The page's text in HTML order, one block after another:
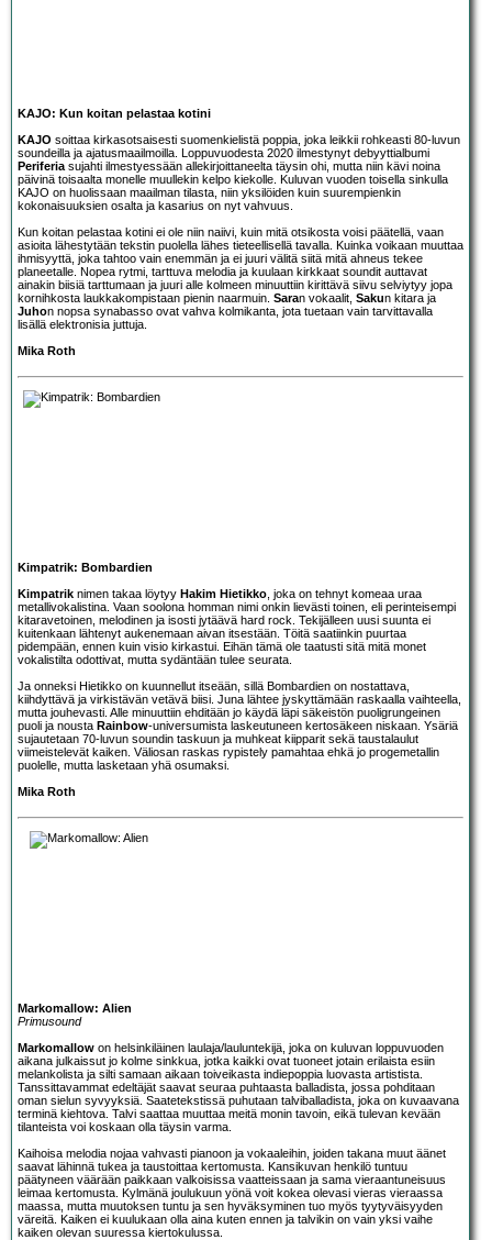
KAJO: Kun koitan pelastaa kotini
KAJO soittaa kirkasotsaisesti suomenkielistä poppia, joka leikkii rohkeasti 80-luvun
soundeilla ja ajatusmaailmoilla. Loppuvuodesta 2020 ilmestynyt debyyttialbumi
Periferia sujahti ilmestyessään allekirjoittaneelta täysin ohi, mutta niin kävi noina
päivinä toisaalta monelle muullekin kelpo kiekolle. Kuluvan vuoden toisella sinkulla
KAJO on huolissaan maailman tilasta, niin yksilöiden kuin suurempienkin
kokonaisuuksien osalta ja kasarius on nyt vahvuus.
Kun koitan pelastaa kotini ei ole niin naiivi, kuin mitä otsikosta voisi päätellä, vaan
asioita lähestytään tekstin puolella lähes tieteellisellä tavalla. Kuinka voikaan muuttaa
ihmisyyttä, joka tahtoo vain enemmän ja ei juuri välitä siitä mitä ahneus tekee
planeetalle. Nopea rytmi, tarttuva melodia ja kuulaan kirkkaat soundit auttavat
ainakin biisiä tarttumaan ja juuri alle kolmeen minuuttiin kirittävä siivu selviytyy jopa
kornihkosta laukkakompistaan pienin naarmuin. Saran vokaalit, Sakun kitara ja
Juhon nopsa synabasso ovat vahva kolmikanta, jota tuetaan vain tarvittavalla
lisällä elektronisia juttuja.
Mika Roth
Kimpatrik: Bombardien
Kimpatrik nimen takaa löytyy Hakim Hietikko , joka on tehnyt komeaa uraa
metallivokalistina. Vaan soolona homman nimi onkin lievästi toinen, eli perinteisempi
kitaravetoinen, melodinen ja isosti jytäävä hard rock. Tekijälleen uusi suunta ei
kuitenkaan lähtenyt aukenemaan aivan itsestään. Töitä saatiinkin puurtaa
pidempään, ennen kuin visio kirkastui. Eihän tämä ole taatusti sitä mitä monet
vokalistilta odottivat, mutta sydäntään tulee seurata.
Ja onneksi Hietikko on kuunnellut itseään, sillä Bombardien on nostattava,
kiihdyttävä ja virkistävän vetävä biisi. Juna lähtee jyskyttämään raskaalla vaihteella,
mutta jouhevasti. Alle minuuttiin ehditään jo käydä läpi säkeistön puoligrungeinen
puoli ja nousta Rainbow-universumista laskeutuneen kertosäkeen niskaan. Ysäriä
sujautetaan 70-luvun soundin taskuun ja muhkeat kiipparit sekä taustalaulut
viimeistelevät kaiken. Väliosan raskas rypistely pamahtaa ehkä jo progemetallin
puolelle, mutta lasketaan yhä osumaksi.
Mika Roth
Markomallow: Alien
Primusound
Markomallow on helsinkiläinen laulaja/lauluntekijä, joka on kuluvan loppuvuoden
aikana julkaissut jo kolme sinkkua, jotka kaikki ovat tuoneet jotain erilaista esiin
melankolista ja silti samaan aikaan toiveikasta indiepoppia luovasta artistista.
Tanssittavammat edeltäjät saavat seuraa puhtaasta balladista, jossa pohditaan
oman sielun syvyyksiä. Saatetekstissä puhutaan talviballadista, joka on kuvaavana
terminä kiehtova. Talvi saattaa muuttaa meitä monin tavoin, eikä tulevan kevään
tilanteista voi koskaan olla täysin varma.
Kaihoisa melodia nojaa vahvasti pianoon ja vokaaleihin, joiden takana muut äänet
saavat lähinnä tukea ja taustoittaa kertomusta. Kansikuvan henkilö tuntuu
päätyneen väärään paikkaan valkoisissa vaatteissaan ja sama vieraantuneisuus
leimaa kertomusta. Kylmänä joulukuun yönä voit kokea olevasi vieras vieraassa
maassa, mutta muutoksen tuntu ja sen hyväksyminen tuo myös tyytyväisyyden
väreitä. Kaiken ei kuulukaan olla aina kuten ennen ja talvikin on vain yksi vaihe
kaiken olevan suuressa kiertokulussa.